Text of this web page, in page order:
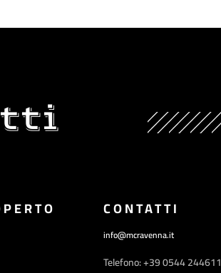
CONTATTI
info@mcravenna.it
Telefono: +39 0544 244611